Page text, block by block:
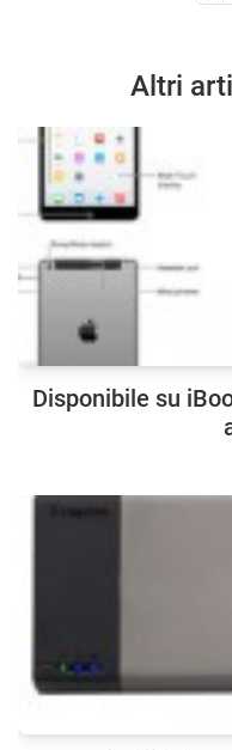
Altri
Disponibile su